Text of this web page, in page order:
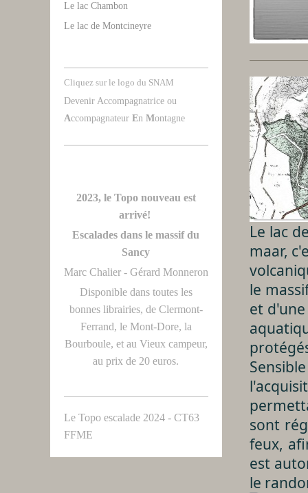
Le lac
maar,
le
et
sont
feux,
est
le
Le lac Chambon
Le lac de Montcineyre
Cliquez sur le logo du SNAM
Devenir Accompagnatrice ou
Accompagnateur En Montagne
2023, le Topo nouveau est
arrivé!
Escalades dans le massif du
Sancy
Marc Chalier - Gérard Monneron
Disponible dans toutes les
bonnes librairies, de Clermont-
Ferrand, le Mont-Dore, la
Bourboule, et au Vieux campeur,
au prix de 20 euros.
Le Topo escalade 2024 - CT63
FFME